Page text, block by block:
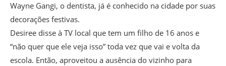
Wayne Gangi, o dentista, já é conhecido na cidade por suas
decorações festivas.
Desiree disse à TV local que tem um filho de 16 anos e
“não quer que ele veja isso” toda vez que vai e volta da
escola. Então, aproveitou a ausência do vizinho para